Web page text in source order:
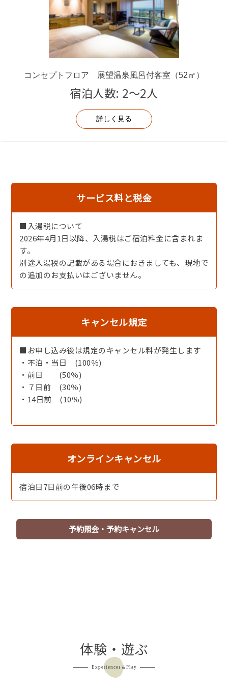
夕食時のお飲み物（アルコール含む）や、
ラウンジテラス「碧-AO-」のお飲み物を、
ご滞在中を通してご自由にお愉しみいただけます。
地酒やワイン、ソフトドリンクなどをご用意しておりま
■オプション■ ※税込
・リラクゼーションエステ（別料金）
・貸切露天風呂（1320円/45分）
■オススメ スポット■
マグロ寿司テイクアウト専門店「けんしょうまる」土日
・天橋立 車約50分
・伊根の舟屋 車約70分
・久美浜カンツリークラブ 車約20分
■ご案内■
・こちらからのご予約は当館メンバーズの特典対象外です
・お越しの際の交通手段（車、電車など）をお知らせくだ
※電車でお越しの場合は最寄り駅まで無料送迎がござい
夕日ヶ浦木津温泉駅［時間／14：11着～17：31着］
・当日、到着が17：00を過ぎる場合はご連絡ください
・当館は「大人専用の宿」です、 中学生以上（13歳以
上）のご利用とさせていただいております
【夏・夕食】清香会席 Seikou［一例］
【夕食】ドリンクインクルーシブ アルコールを含むドリ
コンセプトフロア 展望温泉風呂付客室（52㎡）
宿泊人数: 2～2人
詳しく見る
サービス料と税金
■入湯税について
2026年4月1日以降、入湯税はご宿泊料金に含まれま
す。
別途入湯税の記載がある場合におきましても、現地で
の追加のお支払いはございません。
キャンセル規定
■お申し込み後は規定のキャンセル料が発生します
・不泊・当日 (100％)
・前日 (50％)
・７日前 (30％)
・14日前 (10％)
オンラインキャンセル
宿泊日7日前の午後06時まで
予約照会・予約キャンセル
体験・遊ぶ
Experiences＆Play